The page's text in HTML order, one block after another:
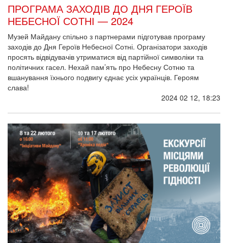
ПРОГРАМА ЗАХОДІВ ДО ДНЯ ГЕРОЇВ
НЕБЕСНОЇ СОТНІ — 2024
Музей Майдану спільно з партнерами підготував програму
заходів до Дня Героїв Небесної Сотні. Організатори заходів
просять відвідувачів утриматися від партійної символіки та
політичних гасел. Нехай пам’ять про Небесну Сотню та
вшанування їхнього подвигу єднає усіх українців. Героям
слава!
2024 02 12, 18:23